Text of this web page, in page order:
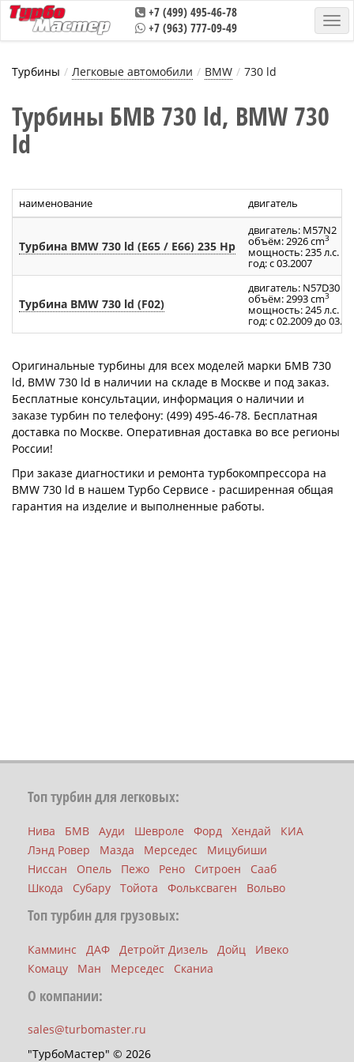
+7 (499) 495-46-78
+7 (963) 777-09-49
Турбины Легковые автомобили BMW 730 ld
Турбины БМВ 730 ld, BMW 730
ld
наименование двигатель
Турбина BMW 730 ld (E65 / E66) 235 Hp
двигатель: M57N2
объём: 2926 cm3
мощность: 235 л.с.
год: с 03.2007
Турбина BMW 730 ld (F02)
двигатель: N57D30
объём: 2993 cm3
мощность: 245 л.с.
год: с 02.2009 до
Оригинальные турбины для всех моделей марки БМВ 730
ld, BMW 730 ld в наличии на складе в Москве и под заказ.
Бесплатные консультации, информация о наличии и
заказе турбин по телефону: (499) 495-46-78. Бесплатная
доставка по Москве. Оперативная доставка во все регионы
России!
При заказе диагностики и ремонта турбокомпрессора на
BMW 730 ld в нашем Турбо Сервисе - расширенная общая
гарантия на изделие и выполненные работы.
Топ турбин для легковых:
Нива БМВ Ауди Шевроле Форд Хендай
КИА
Лэнд Ровер
Мазда Мерседес
Мицубиши
Ниссан
Опель Пежо Рено Ситроен
Сааб
Шкода
Субару Тойота Фольксваген Вольво
Топ турбин для грузовых:
Камминс ДАФ Детройт Дизель Дойц
Ивеко
Комацу
Ман Мерседес Сканиа
О компании:
sales@turbomaster.ru
"ТурбоМастер" © 2026